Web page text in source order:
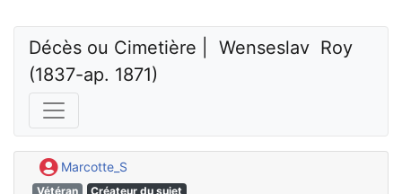
Décès ou Cimetière |  Wenseslav  Roy
(1837-ap. 1871)
Marcotte_S
Vétéran Créateur du sujet